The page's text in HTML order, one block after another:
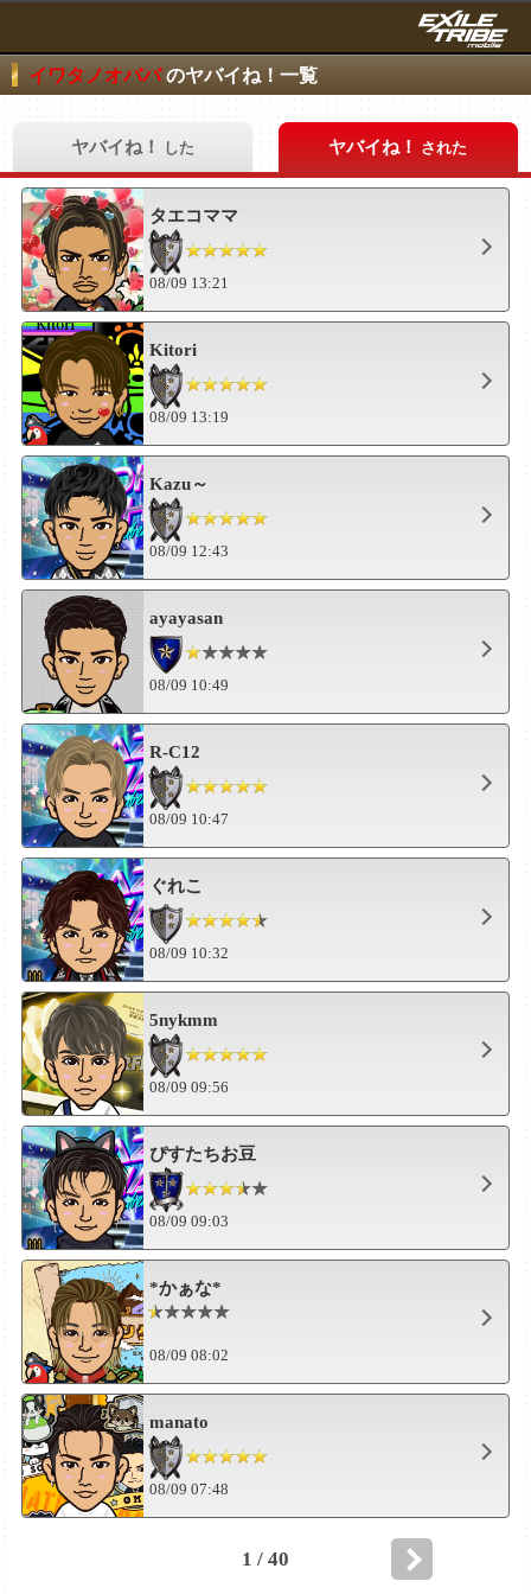
イワタノオババのヤバイね！一覧
ヤバイね！ した ヤバイね！ された
タエコママ
08/09 13:21
Kitori
08/09 13:19
Kazu～
08/09 12:43
ayayasan
08/09 10:49
R-C12
08/09 10:47
ぐれこ
08/09 10:32
5nykmm
08/09 09:56
ぴすたちお豆
08/09 09:03
*かぁな*
08/09 08:02
manato
08/09 07:48
1 / 40